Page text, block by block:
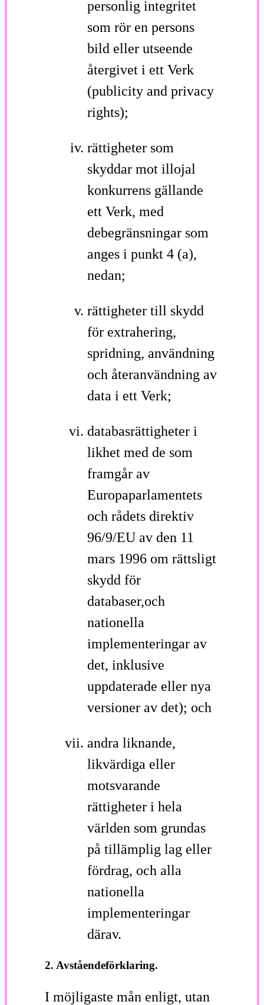
personlig integritet
som rör en persons
bild eller utseende
återgivet i ett Verk
(publicity and privacy
rights);
rättigheter som
skyddar mot illojal
konkurrens gällande
ett Verk, med
debegränsningar som
anges i punkt 4 (a),
nedan;
rättigheter till skydd
för extrahering,
spridning, användning
och återanvändning av
data i ett Verk;
databasrättigheter i
likhet med de som
framgår av
Europaparlamentets
och rådets direktiv
96/9/EU av den 11
mars 1996 om rättsligt
skydd för
databaser,och
nationella
implementeringar av
det, inklusive
uppdaterade eller nya
versioner av det); och
andra liknande,
likvärdiga eller
motsvarande
rättigheter i hela
världen som grundas
på tillämplig lag eller
fördrag, och alla
nationella
implementeringar
därav.
2. Avståendeförklaring.
I möjligaste mån enligt, utan